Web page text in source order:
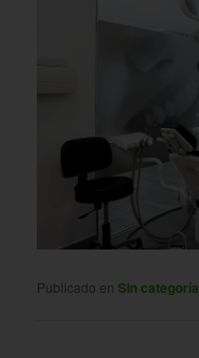
Publicado en Sin categoría